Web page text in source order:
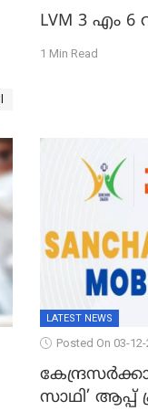
LVM 3 എം
1 Min Read
LATEST NEWS
Posted On 03-
സാഥി’ ആപ്പ്